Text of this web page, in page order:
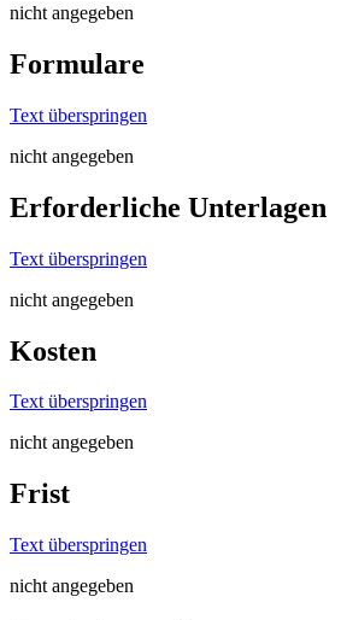
nicht angegeben
Formulare
Text überspringen
nicht angegeben
Erforderliche Unterlagen
Text überspringen
nicht angegeben
Kosten
Text überspringen
nicht angegeben
Frist
Text überspringen
nicht angegeben